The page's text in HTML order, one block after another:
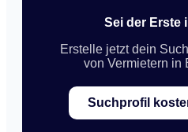
Sei der Erste
Erstelle jetzt dein
von Vermietern in
Suchprofil